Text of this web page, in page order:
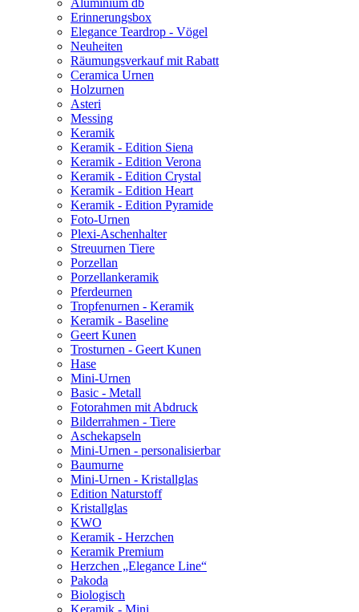
Aluminium db
Erinnerungsbox
Elegance Teardrop - Vögel
Neuheiten
Räumungsverkauf mit Rabatt
Ceramica Urnen
Holzurnen
Asteri
Messing
Keramik
Keramik - Edition Siena
Keramik - Edition Verona
Keramik - Edition Crystal
Keramik - Edition Heart
Keramik - Edition Pyramide
Foto-Urnen
Plexi-Aschenhalter
Streuurnen Tiere
Porzellan
Porzellankeramik
Pferdeurnen
Tropfenurnen - Keramik
Keramik - Baseline
Geert Kunen
Trosturnen - Geert Kunen
Hase
Mini-Urnen
Basic - Metall
Fotorahmen mit Abdruck
Bilderrahmen - Tiere
Aschekapseln
Mini-Urnen - personalisierbar
Baumurne
Mini-Urnen - Kristallglas
Edition Naturstoff
Kristallglas
KWO
Keramik - Herzchen
Keramik Premium
Herzchen „Elegance Line“
Pakoda
Biologisch
Keramik - Mini